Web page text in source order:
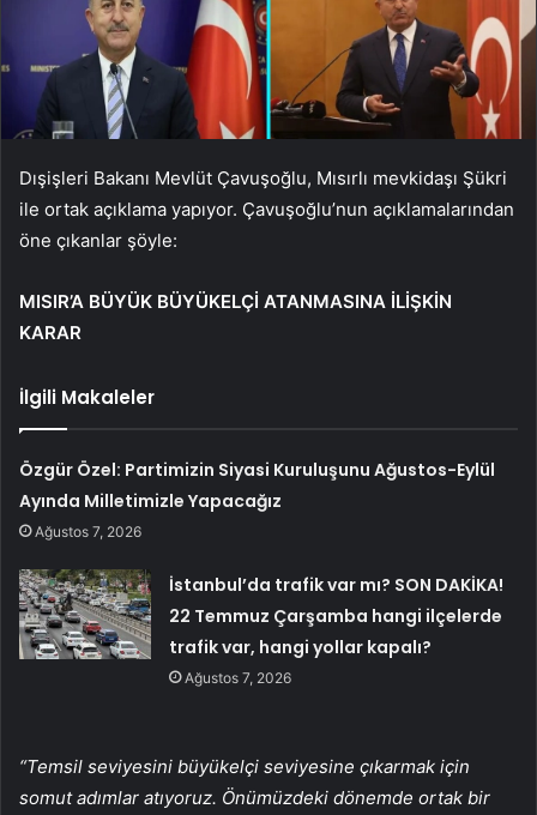
Dışişleri Bakanı Mevlüt Çavuşoğlu, Mısırlı mevkidaşı Şükri
ile ortak açıklama yapıyor. Çavuşoğlu’nun açıklamalarından
öne çıkanlar şöyle:
MISIR’A BÜYÜK BÜYÜKELÇİ ATANMASINA İLİŞKİN
KARAR
İlgili Makaleler
Özgür Özel: Partimizin Siyasi Kuruluşunu Ağustos-Eylül
Ayında Milletimizle Yapacağız
Ağustos 7, 2026
İstanbul’da trafik var mı? SON DAKİKA!
22 Temmuz Çarşamba hangi ilçelerde
trafik var, hangi yollar kapalı?
Ağustos 7, 2026
“Temsil seviyesini büyükelçi seviyesine çıkarmak için
somut adımlar atıyoruz. Önümüzdeki dönemde ortak bir